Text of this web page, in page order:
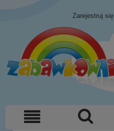
Zarejestruj się